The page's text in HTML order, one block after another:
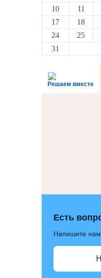
10
11
17
18
24
25
31
Решаем вместе
Есть
Напишите нам